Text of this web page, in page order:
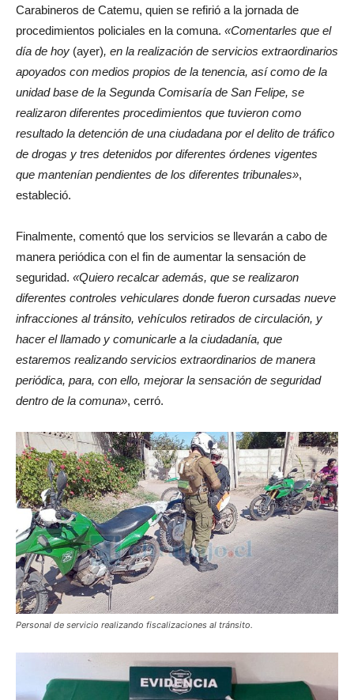
Carabineros de Catemu, quien se refirió a la jornada de
procedimientos policiales en la comuna. «Comentarles que el
día de hoy (ayer), en la realización de servicios extraordinarios
apoyados con medios propios de la tenencia, así como de la
unidad base de la Segunda Comisaría de San Felipe, se
realizaron diferentes procedimientos que tuvieron como
resultado la detención de una ciudadana por el delito de tráfico
de drogas y tres detenidos por diferentes órdenes vigentes
que mantenían pendientes de los diferentes tribunales»,
estableció.
Finalmente, comentó que los servicios se llevarán a cabo de
manera periódica con el fin de aumentar la sensación de
seguridad. «Quiero recalcar además, que se realizaron
diferentes controles vehiculares donde fueron cursadas nueve
infracciones al tránsito, vehículos retirados de circulación, y
hacer el llamado y comunicarle a la ciudadanía, que
estaremos realizando servicios extraordinarios de manera
periódica, para, con ello, mejorar la sensación de seguridad
dentro de la comuna», cerró.
Personal de servicio realizando fiscalizaciones al tránsito.